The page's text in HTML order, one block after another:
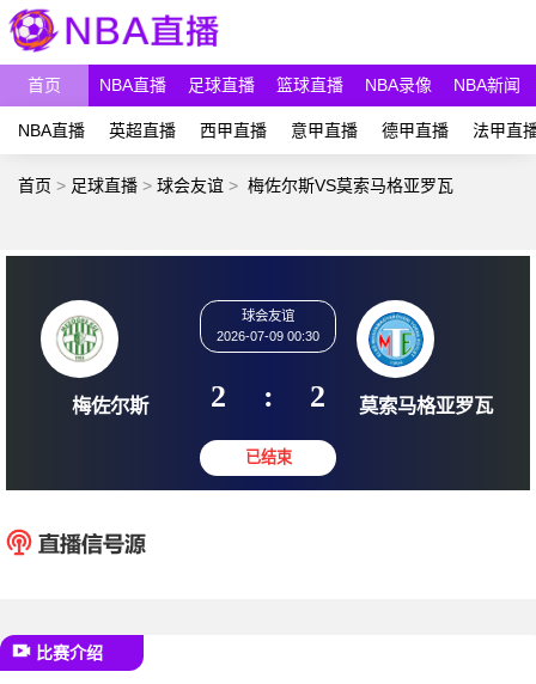
首页 NBA直播 足球直播 篮球直播 NBA录像 NBA新闻
NBA直播 英超直播 西甲直播 意甲直播 德甲直播 法甲直
首页 > 足球直播 > 球会友谊 > 梅佐尔斯VS莫索马格亚罗瓦
梅佐尔斯
球会友谊
2026-07-09 00:30
2 : 2 莫索马
比赛介绍